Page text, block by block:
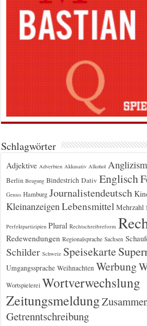
Schlagwörter
Adjektive Adverbien Akkusativ Alkohol
Berlin Beugung Bindestrich Dativ Englisch
Genus Hamburg Journalistendeutsch
Kleinanzeigen Lebensmittel Mehrzahl
Perfektpartizipien Plural Rechtschreibreform
Redewendungen Regionalsprache Sachsen
Schilder Schweiz Speisekarte
Umgangssprache Weihnachten Werbung
Wortspielerei Wortverwechslung
Zeitungsmeldung
Getrenntschreibung